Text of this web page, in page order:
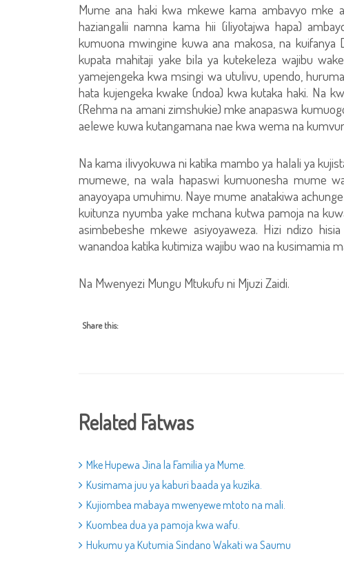
Mume ana haki kwa mkewe kama ambavyo mke
haziangalii namna kama hii (iliyotajwa hapa)
kumuona mwingine kuwa ana makosa, na
kupata mahitaji yake bila ya kutekeleza wajibu
yamejengeka kwa msingi wa utulivu, upendo,
hata kujengeka kwake (ndoa) kwa kutaka haki. Na
(Rehma na amani zimshukie) mke anapaswa
aelewe kuwa kutangamana nae kwa wema na
Na kama ilivyokuwa ni katika mambo ya halali ya
mumewe, na wala hapaswi kumuonesha mume
anayoyapa umuhimu. Naye mume anatakiwa
kuitunza nyumba yake mchana kutwa pamoja na
asimbebeshe mkewe asiyoyaweza. Hizi ndizo
wanandoa katika kutimiza wajibu wao na kusimamia
Na Mwenyezi Mungu Mtukufu ni Mjuzi Zaidi.
Share this:
Related Fatwas
Mke Hupewa Jina la Familia ya Mume.
Kusimama juu ya kaburi baada ya kuzika.
Kujiombea mabaya mwenyewe mtoto na mali.
Kuombea dua ya pamoja kwa wafu.
Hukumu ya Kutumia Sindano Wakati wa Saumu